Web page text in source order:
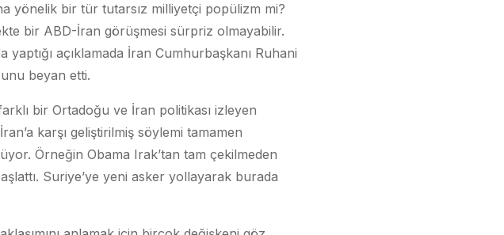
yönelik bir tür tutarsız milliyetçi popülizm mi?
bir ABD-İran görüşmesi sürpriz olmayabilir.
açıklamada İran Cumhurbaşkanı Ruhani
beyan etti.
bir Ortadoğu ve İran politikası izleyen
karşı geliştirilmiş söylemi tamamen
Örneğin Obama Irak’tan tam çekilmeden
Suriye’ye yeni asker yollayarak burada